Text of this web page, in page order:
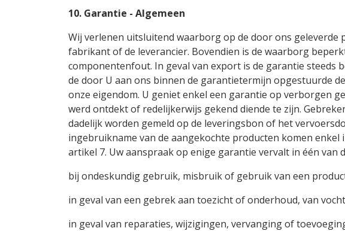
10. Garantie - Algemeen
Wij verlenen uitsluitend waarborg op de door ons
fabrikant of de leverancier. Bovendien is de waarborg
componentenfout. In geval van export is de garantie steeds
de door U aan ons binnen de garantietermijn opgestuurde
onze eigendom. U geniet enkel een garantie op verborgen
werd ontdekt of redelijkerwijs gekend diende te zijn.
dadelijk worden gemeld op de leveringsbon of het
ingebruikname van de aangekochte producten komen
artikel 7. Uw aanspraak op enige garantie vervalt in één van
bij ondeskundig gebruik, misbruik of gebruik van een
in geval van een gebrek aan toezicht of onderhoud, van
in geval van reparaties, wijzigingen, vervanging of